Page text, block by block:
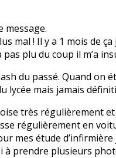
message.
mal ! Il y a 1 mois de
plu du coup il m’a
du passé. Quand on
lycée mais jamais
très régulièrement
régulièrement en
mes étude
à prendre plusieurs